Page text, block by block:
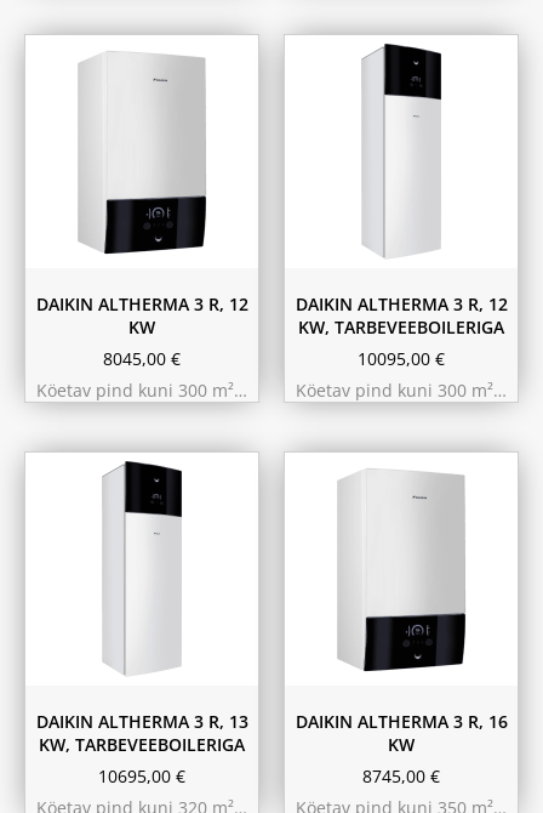
DAIKIN ALTHERMA 3 R, 12
KW
8045,00 €
Köetav pind kuni 300 m²…
230L
DAIKIN ALTHERMA 3 R, 12
KW, TARBEVEEBOILERIGA
10095,00 €
Köetav pind kuni 300 m²…
230L
DAIKIN ALTHERMA 3 R, 13
KW, TARBEVEEBOILERIGA
10695,00 €
Köetav pind kuni 320 m²…
DAIKIN ALTHERMA 3 R, 16
KW
8745,00 €
Köetav pind kuni 350 m²…